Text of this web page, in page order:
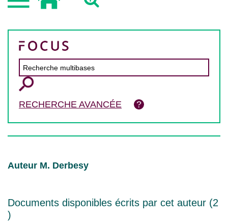
RECHERCHE AVANCÉE
Auteur M. Derbesy
Documents disponibles écrits par cet auteur (2
)